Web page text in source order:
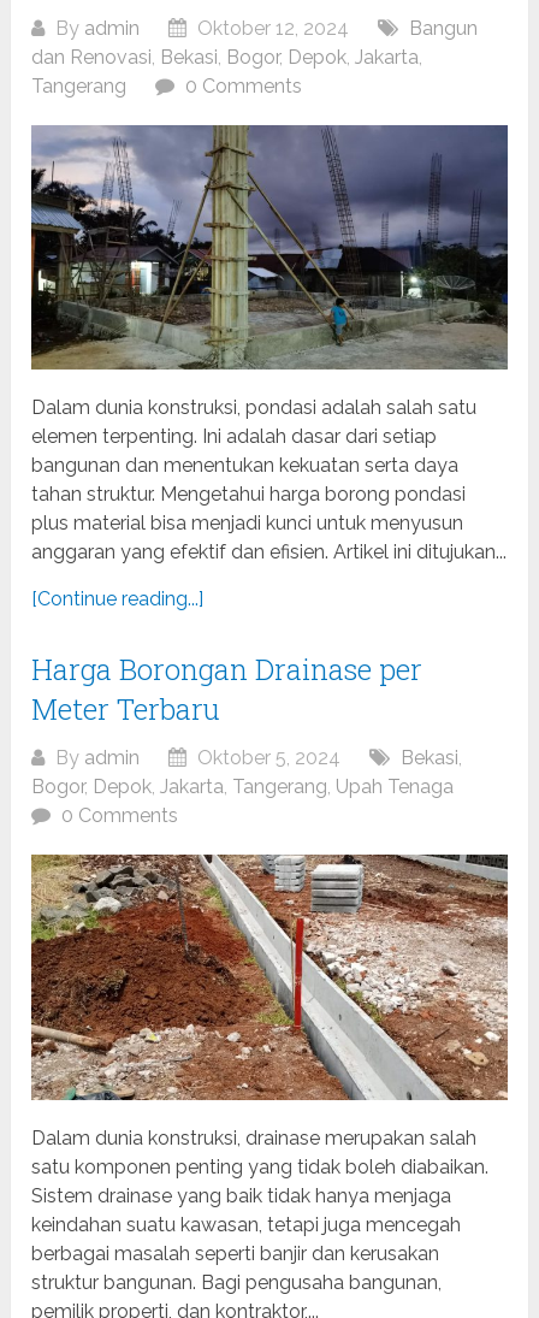
By admin Oktober 12, 2024
Bangun
dan Renovasi Bekasi Bogor, Depok ,Jakarta
Tangerang
0 Comments
Dalam dunia konstruksi, pondasi adalah salah satu
elemen terpenting. Ini adalah dasar dari setiap
bangunan dan menentukan kekuatan serta daya
tahan struktur. Mengetahui harga borong pondasi
plus material bisa menjadi kunci untuk menyusun
anggaran yang efektif dan efisien. Artikel ini ditujukan...
[Continue reading...]
Harga Borongan Drainase per
Meter Terbaru
By admin Oktober 5, 2024 Bekasi,
Bogor, Depok,Jakarta, Tangerang, Upah Tenaga
0 Comments
Dalam dunia konstruksi, drainase merupakan salah
satu komponen penting yang tidak boleh diabaikan.
Sistem drainase yang baik tidak hanya menjaga
keindahan suatu kawasan, tetapi juga mencegah
berbagai masalah seperti banjir dan kerusakan
struktur bangunan. Bagi pengusaha bangunan,
pemilik properti, dan kontraktor,...